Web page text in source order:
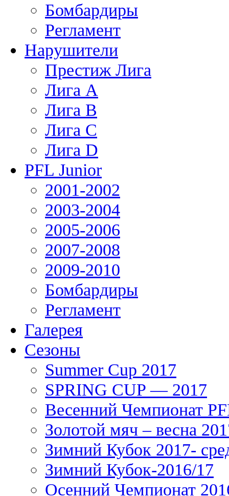
Бомбардиры
Регламент
Нарушители
Престиж Лига
Лига А
Лига В
Лига С
Лига D
PFL Junior
2001-2002
2003-2004
2005-2006
2007-2008
2009-2010
Бомбардиры
Регламент
Галерея
Сезоны
Summer Cup 2017
SPRING CUP — 2017
Весенний Чемпионат
Золотой мяч – весна
Зимний Кубок 2017-
Зимний Кубок-2016/17
Осенний Чемпионат